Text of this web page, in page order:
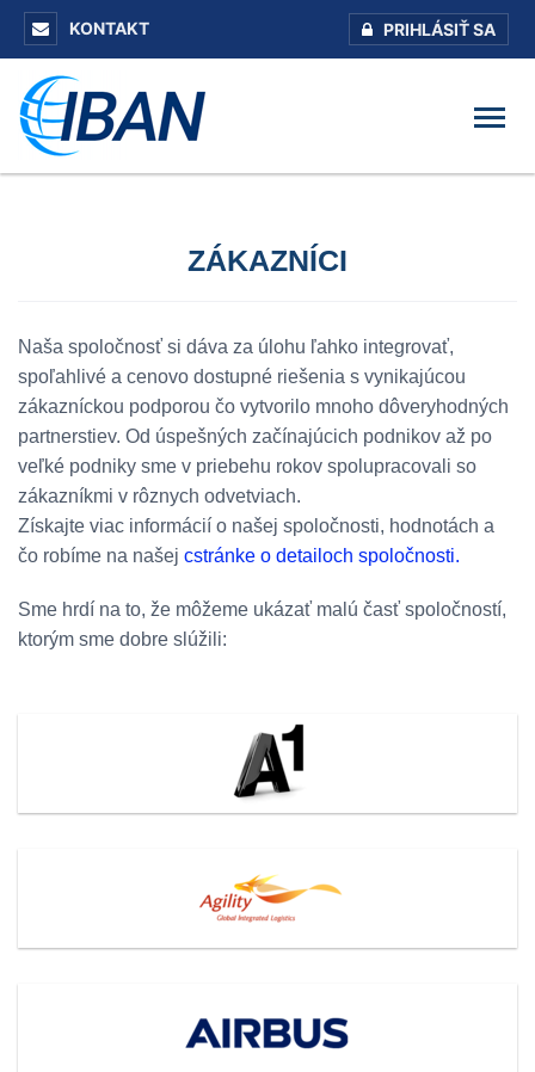
KONTAKT PRIHLÁSIŤ SA
ZÁKAZNÍCI
Naša spoločnosť si dáva za úlohu ľahko integrovať,
spoľahlivé a cenovo dostupné riešenia s vynikajúcou
zákazníckou podporou čo vytvorilo mnoho dôveryhodných
partnerstiev. Od úspešných začínajúcich podnikov až po
veľké podniky sme v priebehu rokov spolupracovali so
zákazníkmi v rôznych odvetviach.
Získajte viac informácií o našej spoločnosti, hodnotách a
čo robíme na našej cstránke o detailoch spoločnosti.
Sme hrdí na to, že môžeme ukázať malú časť spoločností,
ktorým sme dobre slúžili: